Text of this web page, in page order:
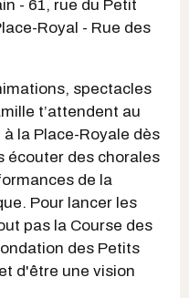
- 61, rue du Petit
Royal - Rue des
spectacles
t’attendent au
la Place-Royale dès
écouter des chorales
de la
Pour lancer les
pas la Course des
des Petits
d'être une vision